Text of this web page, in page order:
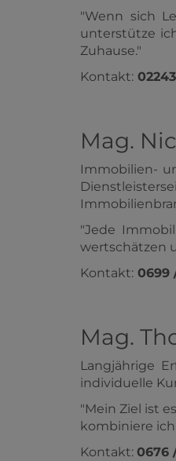
"Wenn sich
unterstütze
Zuhause."
Kontakt:
Mag.
Immobilien-
"Jede
wertschätzen
Kontakt: 0699
Mag.
Langjährige
individuelle
"Mein Ziel ist
kombiniere
Kontakt: 0676